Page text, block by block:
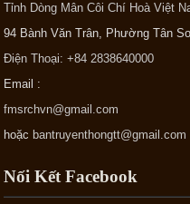
Tỉnh Dòng Mân Côi Chí Hoà Việt
94 Bành Văn Trân, Phường Tân
Điện Thoại: +84 2838640000
Email :
fmsrchvn@gmail.com
hoặc bantruyenthongtt@gmail.com
Nối Kết Facebook